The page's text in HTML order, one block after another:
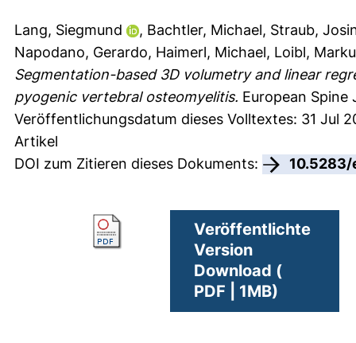
Lang, Siegmund , Bachtler, Michael, Straub,
Napodano, Gerardo, Haimerl, Michael, Loibl,
Segmentation-based 3D volumetry and linear
pyogenic vertebral osteomyelitis. European Spine
Veröffentlichungsdatum dieses Volltextes: 31 Jul
Artikel
DOI zum Zitieren dieses Dokuments:
10.5283/
Veröffentlichte
Version
Download (
PDF | 1MB)